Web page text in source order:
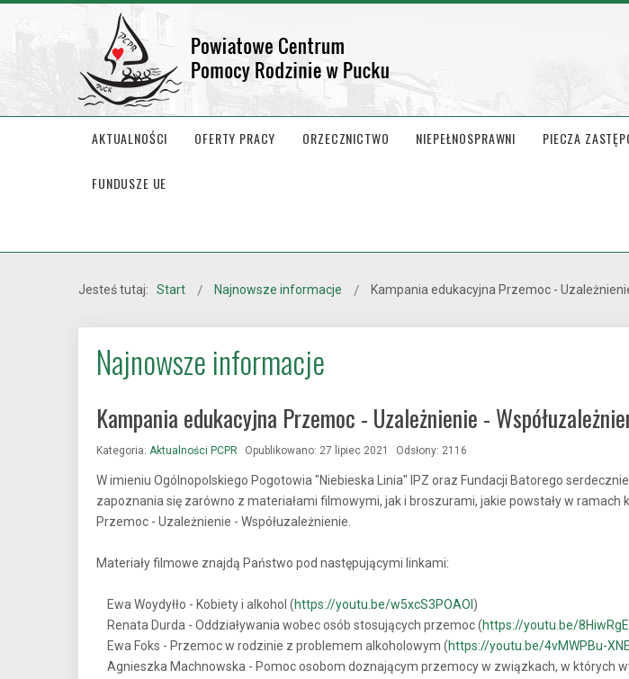
AKTUALNOŚCI OFERTY PRACY ORZECZNICTWO NIEPEŁNOSPRAWNI PIECZA
FUNDUSZE UE
Jesteś tutaj: Start Najnowsze informacje Kampania edukacyjna Przemoc -
Najnowsze informacje
Kampania edukacyjna Przemoc - Uzależnienie -
Kategoria: Aktualności PCPR Opublikowano: 27 lipiec 2021 Odsłony: 2116
W imieniu Ogólnopolskiego Pogotowia "Niebieska Linia" IPZ oraz Fundacji Batorego
zapoznania się zarówno z materiałami filmowymi, jak i broszurami, jakie powstały w ramach
Przemoc - Uzależnienie - Współuzależnienie.
Materiały filmowe znajdą Państwo pod następującymi linkami:
Ewa Woydyłło - Kobiety i alkohol (https://youtu.be/w5xcS3POAOI )
Renata Durda - Oddziaływania wobec osób stosujących przemoc (https://youtu.be/
Ewa Foks - Przemoc w rodzinie z problemem alkoholowym (https://youtu.be/4vMWPBu-XNE
Agnieszka Machnowska - Pomoc osobom doznającym przemocy w związkach, w których